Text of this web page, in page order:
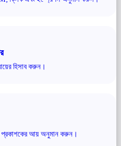
হিসাব করুন।
প্রকাশকের আয় অনুমান করুন।